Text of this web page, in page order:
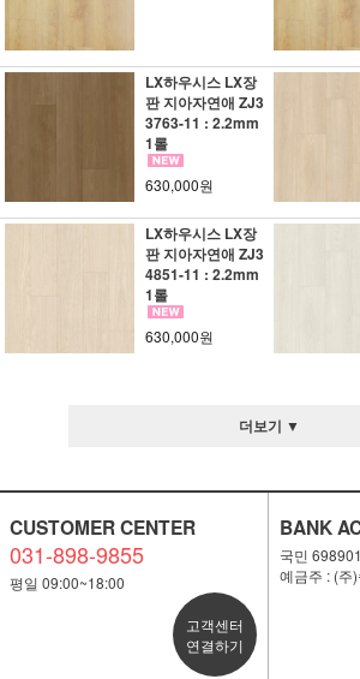
LX하우시스 LX장
판 지아자연애 ZJ3
3763-11 : 2.2mm
1롤
630,000원
LX하우시스 LX장
판 지아자연애 ZJ3
4851-11 : 2.2mm
1롤
630,000원
더보기 ▼
CUSTOMER CENTER
031-898-9855
평일 09:00~18:00
고객센터
연결하기
BANK
국민
예금주 : (주